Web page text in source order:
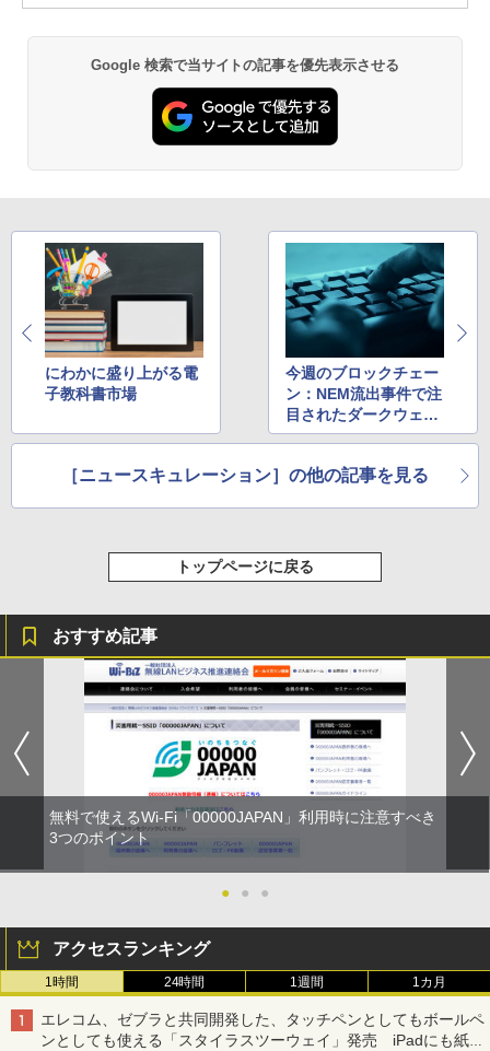
Google 検索で当サイトの記事を優先表示させる
にわかに盛り上がる電
子教科書市場
今週のブロックチェー
ン：NEM流出事件で注
目されたダークウェブ
とはなにか？
［ニュースキュレーション］の他の記事を見る
トップページに戻る
おすすめ記事
無料で使えるWi-Fi「00000JAPAN」利用時に注意すべき
3つのポイント
● ● ●
アクセスランキング
1時間 24時間 1週間 1カ月
エレコム、ゼブラと共同開発した、タッチペンとしてもボールペ
ンとしても使える「スタイラスツーウェイ」発売 iPadにも紙に